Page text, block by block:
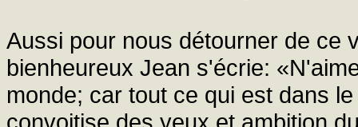
Aussi pour nous détourner de ce
bienheureux Jean s'écrie:
monde; car tout ce qui est dans
convoitise des yeux et ambition